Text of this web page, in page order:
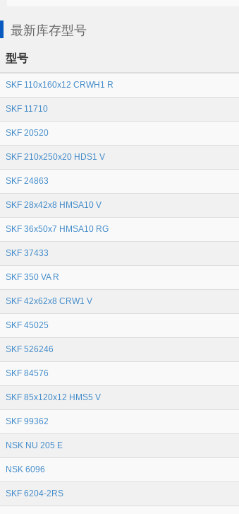
最新库存型号
型号
SKF 110x160x12 CRWH1 R
SKF 11710
SKF 20520
SKF 210x250x20 HDS1 V
SKF 24863
SKF 28x42x8 HMSA10 V
SKF 36x50x7 HMSA10 RG
SKF 37433
SKF 350 VA R
SKF 42x62x8 CRW1 V
SKF 45025
SKF 526246
SKF 84576
SKF 85x120x12 HMS5 V
SKF 99362
NSK NU 205 E
NSK 6096
SKF 6204-2RS